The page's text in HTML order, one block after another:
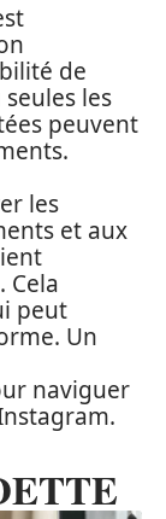
de
les
peuvent
les
et aux
Cela
peut
Un
naviguer